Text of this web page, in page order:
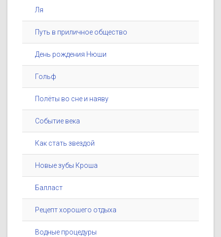
Ля
Путь в приличное общество
День рождения Нюши
Гольф
Полёты во сне и наяву
Событие века
Как стать звездой
Новые зубы Кроша
Балласт
Рецепт хорошего отдыха
Водные процедуры